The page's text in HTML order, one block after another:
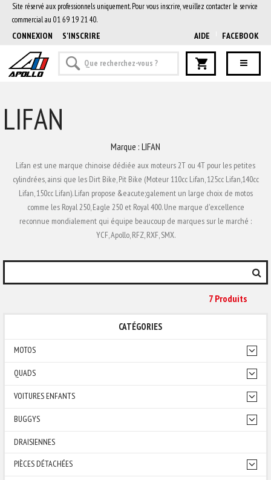
Site réservé aux professionnels uniquement. Pour vous inscrire, veuillez contacter le service
commercial au 01 69 19 21 40.
CONNEXION S'INSCRIRE AIDE FACEBOOK
LIFAN
Marque : LIFAN
Lifan est une marque chinoise dédiée aux moteurs 2T ou 4T pour les petites
cylindrées, ainsi que les Dirt Bike, Pit Bike (Moteur 110cc Lifan, 125cc Lifan,140cc
Lifan, 150cc Lifan). Lifan propose &eacute;galement un large choix de motos
comme les Royal 250, Eagle 250 et Royal 400. Une marque d'excellence
reconnue mondialement qui équipe beaucoup de marques sur le marché :
YCF, Apollo, RFZ, RXF, SMX.
7 ProduitS
CATÉGORIES
MOTOS
QUADS
VOITURES ENFANTS
BUGGYS
DRAISIENNES
PIÈCES DÉTACHÉES